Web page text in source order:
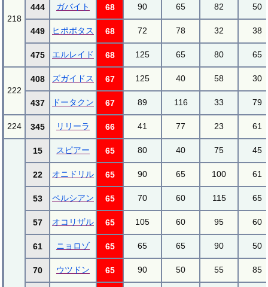
218
444 ガバイト 68 90 65 82 50
449 ヒポポタス 68 72 78 32 38
475 エルレイド 68 125 65 80 65
222
408 ズガイドス 67 125 40 58 30
437 ドータクン 67 89 116 33 79
224 345 リリーラ 66 41 77 23 61
15 スピアー 65 80 40 75 45
22 オニドリル 65 90 65 100 61
53 ペルシアン 65 70 60 115 65
57 オコリザル 65 105 60 95 60
61 ニョロゾ 65 65 65 90 50
70 ウツドン 65 90 50 55 85